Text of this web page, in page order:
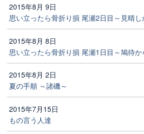
2015年8月 9日
思い立ったら骨折り損 尾瀬2日目～見晴し
2015年8月 8日
思い立ったら骨折り損 尾瀬1日目～鳩待か
2015年8月 2日
夏の手順 ～諸磯～
2015年7月15日
もの言う人達